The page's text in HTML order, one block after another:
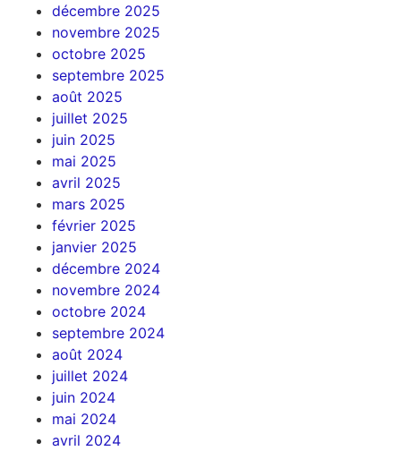
décembre 2025
novembre 2025
octobre 2025
septembre 2025
août 2025
juillet 2025
juin 2025
mai 2025
avril 2025
mars 2025
février 2025
janvier 2025
décembre 2024
novembre 2024
octobre 2024
septembre 2024
août 2024
juillet 2024
juin 2024
mai 2024
avril 2024